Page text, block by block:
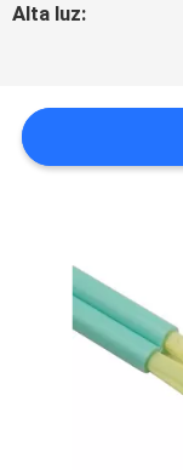
CASOS
SITIO
PRIVACY
Alta luz: